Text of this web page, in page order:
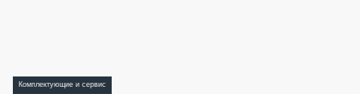
Комплектующие и сервис